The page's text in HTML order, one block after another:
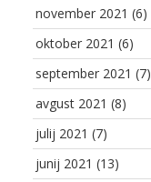
november 2021 (6)
oktober 2021 (6)
september 2021 (7)
avgust 2021 (8)
julij 2021 (7)
junij 2021 (13)